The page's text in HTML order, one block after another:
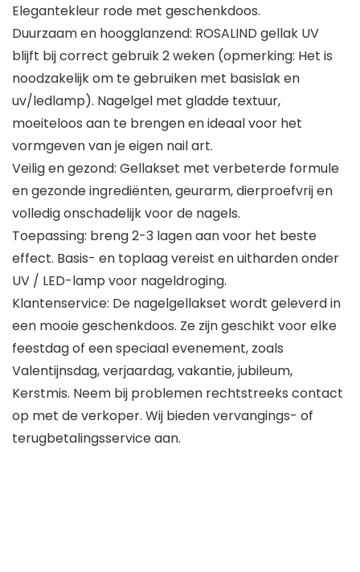
Elegantekleur rode met geschenkdoos.
Duurzaam en hoogglanzend: ROSALIND gellak UV
blijft bij correct gebruik 2 weken (opmerking: Het is
noodzakelijk om te gebruiken met basislak en
uv/ledlamp). Nagelgel met gladde textuur,
moeiteloos aan te brengen en ideaal voor het
vormgeven van je eigen nail art.
Veilig en gezond: Gellakset met verbeterde formule
en gezonde ingrediënten, geurarm, dierproefvrij en
volledig onschadelijk voor de nagels.
Toepassing: breng 2-3 lagen aan voor het beste
effect. Basis- en toplaag vereist en uitharden onder
UV / LED-lamp voor nageldroging.
Klantenservice: De nagelgellakset wordt geleverd in
een mooie geschenkdoos. Ze zijn geschikt voor elke
feestdag of een speciaal evenement, zoals
Valentijnsdag, verjaardag, vakantie, jubileum,
Kerstmis. Neem bij problemen rechtstreeks contact
op met de verkoper. Wij bieden vervangings- of
terugbetalingsservice aan.